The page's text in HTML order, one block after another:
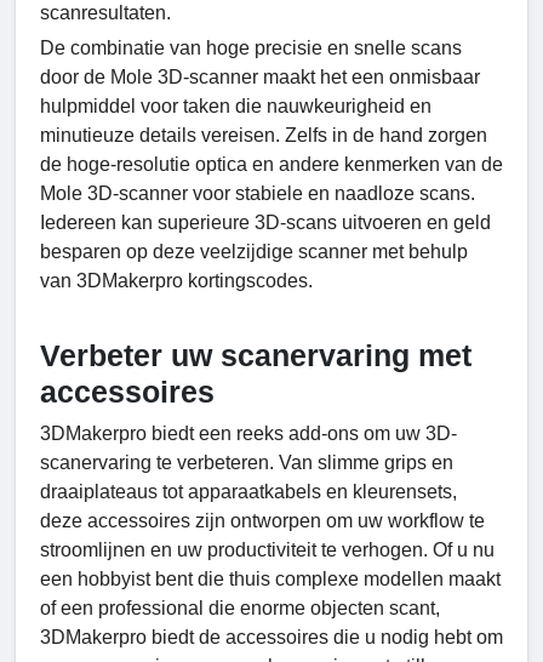
scanresultaten.
De combinatie van hoge precisie en snelle scans
door de Mole 3D-scanner maakt het een onmisbaar
hulpmiddel voor taken die nauwkeurigheid en
minutieuze details vereisen. Zelfs in de hand zorgen
de hoge-resolutie optica en andere kenmerken van de
Mole 3D-scanner voor stabiele en naadloze scans.
Iedereen kan superieure 3D-scans uitvoeren en geld
besparen op deze veelzijdige scanner met behulp
van 3DMakerpro kortingscodes.
Verbeter uw scanervaring met
accessoires
3DMakerpro biedt een reeks add-ons om uw 3D-
scanervaring te verbeteren. Van slimme grips en
draaiplateaus tot apparaatkabels en kleurensets,
deze accessoires zijn ontworpen om uw workflow te
stroomlijnen en uw productiviteit te verhogen. Of u nu
een hobbyist bent die thuis complexe modellen maakt
of een professional die enorme objecten scant,
3DMakerpro biedt de accessoires die u nodig hebt om